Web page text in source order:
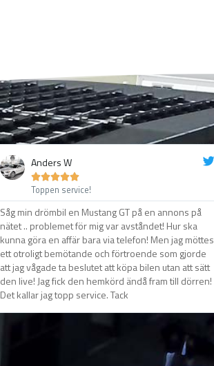
Anders W

Toppen service!
Såg min drömbil en Mustang GT på en annons på
nätet .. problemet för mig var avståndet! Hur ska
kunna göra en affär bara via telefon! Men jag möttes
ett otroligt bemötande och förtroende som gjorde
att jag vågade ta beslutet att köpa bilen utan att sätt
den live! Jag fick den hemkörd ändå fram till dörren!
Det kallar jag topp service. Tack